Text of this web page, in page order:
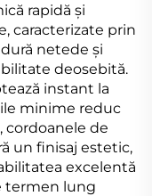
rapidă și
caracterizate prin
netede și
deosebită.
instant la
minime reduc
cordoanele de
un finisaj estetic,
excelentă
termen lung